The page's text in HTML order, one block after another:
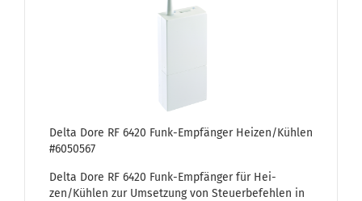
Delta Dore RF 6420 Funk-​Emp­fän­ger Hei­zen/Küh­len
#6050567
Delta Dore RF 6420 Funk-​Empfänger für Hei­
zen/Küh­len zur Um­set­zung von Steu­er­be­feh­len in